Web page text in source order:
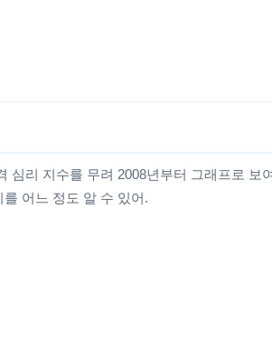
심리 지수를 무려 2008년부터 그래프로
어느 정도 알 수 있어.